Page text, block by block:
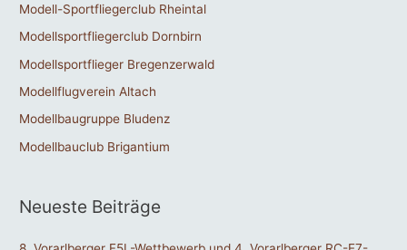
Modell-Sportfliegerclub Rheintal
Modellsportfliegerclub Dornbirn
Modellsportflieger Bregenzerwald
Modellflugverein Altach
Modellbaugruppe Bludenz
Modellbauclub Brigantium
Neueste Beiträge